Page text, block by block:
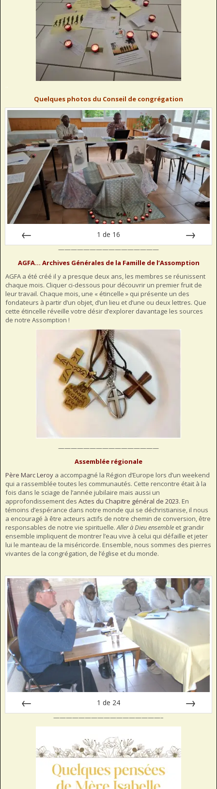
Quelques photos du Conseil de congrégation
1 de 16
————————————————
AGFA… Archives Générales de la Famille de l’Assomption
AGFA a été créé il y a presque deux ans, les membres se réunissent
chaque mois. Cliquer ci-dessous pour découvrir un premier fruit de
leur travail. Chaque mois, une « étincelle » qui présente un des
fondateurs à partir d’un objet, d’un lieu et d’une ou deux lettres. Que
cette étincelle réveille votre désir d’explorer davantage les sources
de notre Assomption !
————————————————
Assemblée régionale
Père Marc Leroy a accompagné la Région d’Europe lors d’un weekend
qui a rassemblée toutes les communautés. Cette rencontre était à la
fois dans le sciage de l’année jubilaire mais aussi un
approfondissement des Actes du Chapitre général de 2023. En
témoins d’espérance dans notre monde qui se déchristianise, il nous
a encouragé à être acteurs actifs de notre chemin de conversion, être
responsables de notre vie spirituelle.Aller à Dieu ensemble et grandir
ensemble impliquent de montrer l’eau vive à celui qui défaille et jeter
lui le manteau de la miséricorde. Ensemble, nous sommes des pierres
vivantes de la congrégation, de l’église et du monde.
1 de 24
—————————————————–